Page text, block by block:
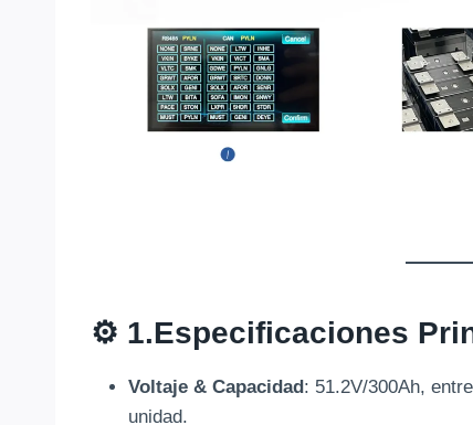
⚙️ 1.Especificaciones
Voltaje & Capacidad: 51.2V/300Ah,
unidad.